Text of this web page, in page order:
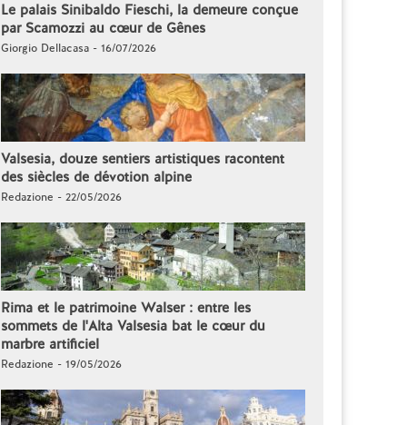
Le palais Sinibaldo Fieschi, la demeure conçue
par Scamozzi au cœur de Gênes
Giorgio Dellacasa - 16/07/2026
Valsesia, douze sentiers artistiques racontent
des siècles de dévotion alpine
Redazione - 22/05/2026
Rima et le patrimoine Walser : entre les
sommets de l'Alta Valsesia bat le cœur du
marbre artificiel
Redazione - 19/05/2026